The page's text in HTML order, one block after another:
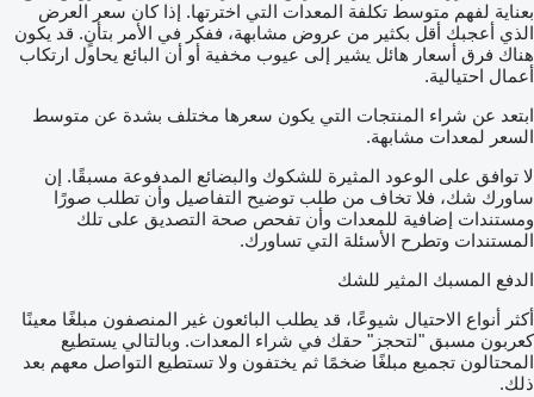
بعناية لفهم متوسط تكلفة المعدات التي اخترتها. إذا كان سعر العرض
الذي أعجبك أقل بكثير من عروض مشابهة، ففكر في الأمر بتأنٍ. قد يكون
هناك فرق أسعار هائل يشير إلى عيوب مخفية أو أن البائع يحاول ارتكاب
أعمال احتيالية.
ابتعد عن شراء المنتجات التي يكون سعرها مختلف بشدة عن متوسط
السعر لمعدات مشابهة.
لا توافق على الوعود المثيرة للشكوك والبضائع المدفوعة مسبقًا. إن
ساورك شك، فلا تخاف من طلب توضيح التفاصيل وأن تطلب صورًا
ومستندات إضافية للمعدات وأن تفحص صحة التصديق على تلك
المستندات وتطرح الأسئلة التي تساورك.
الدفع المسبك المثير للشك
أكثر أنواع الاحتيال شيوعًا، قد يطلب البائعون غير المنصفون مبلغًا معينًا
كعربون مسبق "لتحجز" حقك في شراء المعدات. وبالتالي يستطيع
المحتالون تجميع مبلغًا ضخمًا ثم يختفون ولا تستطيع التواصل معهم بعد
ذلك.